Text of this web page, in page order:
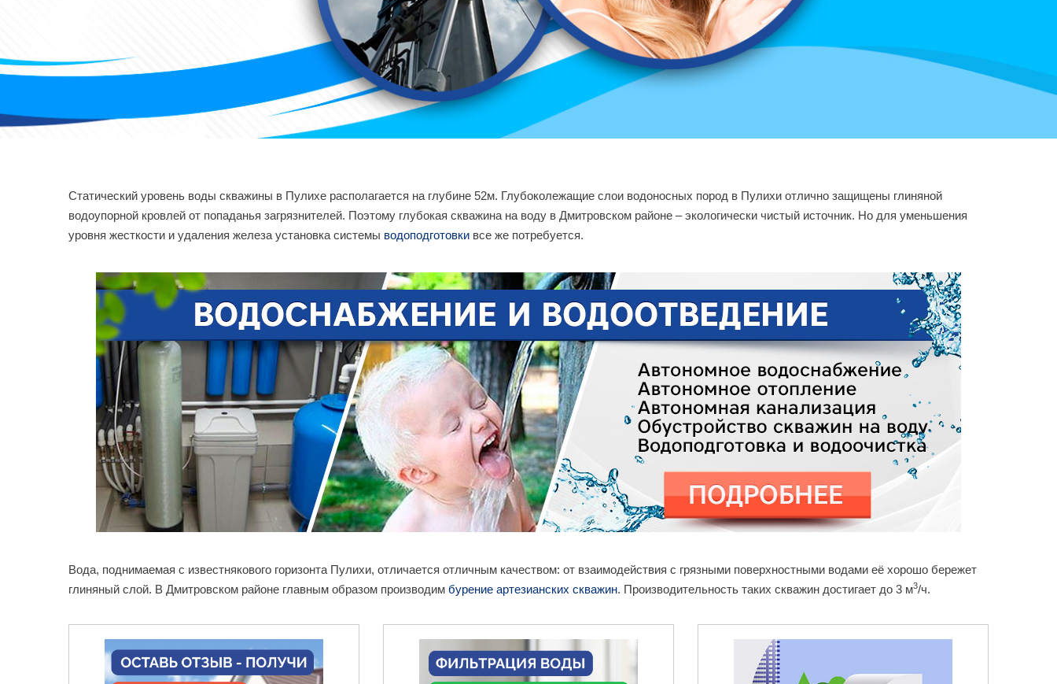
Статический уровень воды скважины в Пулихе располагается на глубине 52м. Глубоколежащие слои водоносных пород в Пулихи отлично защищены глиняной
водоупорной кровлей от попаданья загрязнителей. Поэтому глубокая скважина на воду в Дмитровском районе – экологически чистый источник. Но для уменьшения
уровня жесткости и удаления железа установка системы водоподготовки все же потребуется.
Вода, поднимаемая с известнякового горизонта Пулихи, отличается отличным качеством: от взаимодействия с грязными поверхностными водами её хорошо бережет
глиняный слой. В Дмитровском районе главным образом производим бурение артезианских скважин. Производительность таких скважин достигает до 3 м3/ч.